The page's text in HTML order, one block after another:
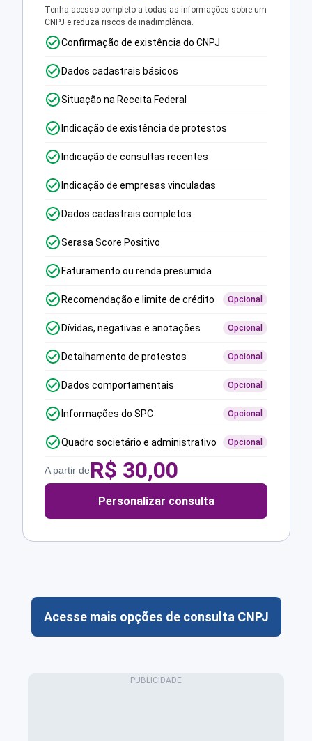
Tenha acesso completo a todas as informações sobre um
CNPJ e reduza riscos de inadimplência.
Confirmação de existência do CNPJ
Dados cadastrais básicos
Situação na Receita Federal
Indicação de existência de protestos
Indicação de consultas recentes
Indicação de empresas vinculadas
Dados cadastrais completos
Serasa Score Positivo
Faturamento ou renda presumida
Recomendação e limite de crédito Opcional
Dívidas, negativas e anotações Opcional
Detalhamento de protestos Opcional
Dados comportamentais Opcional
Informações do SPC Opcional
Quadro societário e administrativo Opcional
A partir deR$ 30,00
Personalizar consulta
Acesse mais opções de consulta CNPJ